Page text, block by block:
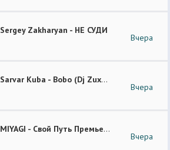
Sergey Zakharyan - НЕ СУДИ
Вчера
Sarvar Kuba - Bobo (Dj Zuxa Remix)
Вчера
MIYAGI - Свой Путь Премьера 2026
Вчера